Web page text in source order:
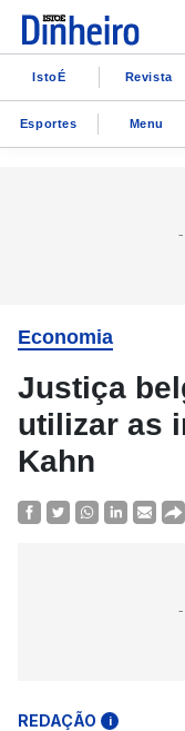
IstoÉ Revista
Esportes Menu
Economia
Justiça
utilizar as
Kahn
REDAÇÃO i